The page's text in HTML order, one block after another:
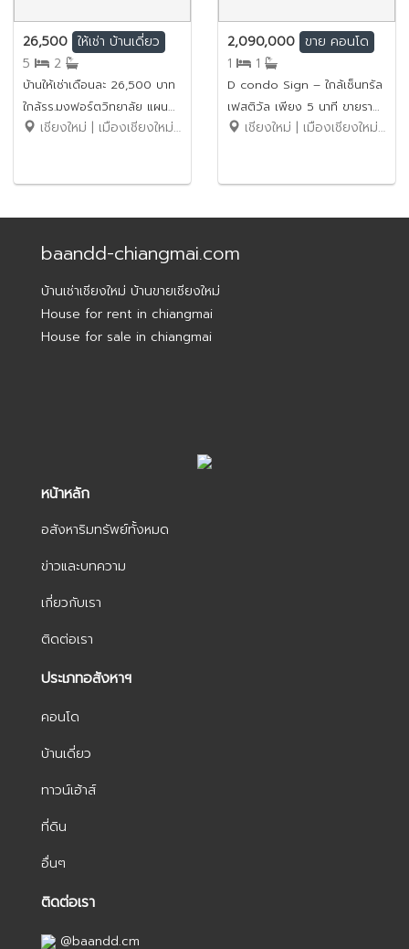
26,500 ให้เช่า บ้านเดี่ยว
5
2
บ้านให้เช่าเดือนละ 26,500 บาท
ใกล้รร.มงฟอร์ตวิทยาลัย แผนก
ประถม No.1H601
เชียงใหม่ | เมืองเชียงใหม่ | หายยา
2,090,000 ขาย คอนโด
1
1
D condo Sign – ใกล้เซ็นทรัล
เฟสติวัล เพียง 5 นาที ขายราคา
เพียง 2,090,000 บาท (ค่าโอน
เชียงใหม่ | เมืองเชียงใหม่ | ฟ้าฮ่าม
baandd-chiangmai.com
บ้านเช่าเชียงใหม่ บ้านขายเชียงใหม่
House for rent in chiangmai
House for sale in chiangmai
หน้าหลัก
อสังหาริมทรัพย์ทั้งหมด
ข่าวและบทความ
เกี่ยวกับเรา
ติดต่อเรา
ประเภทอสังหาฯ
คอนโด
บ้านเดี่ยว
ทาวน์เฮ้าส์
ที่ดิน
อื่นๆ
ติดต่อเรา
@baandd.cm